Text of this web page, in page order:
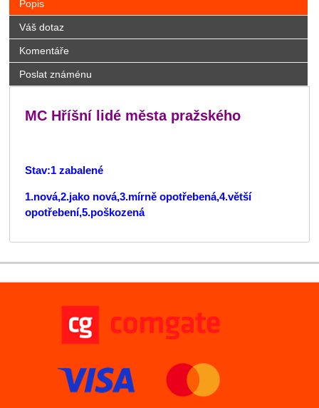
Popis
Váš dotaz
Komentáře
Poslat známénu
MC Hříšní lidé města pražského
Stav:1 zabalené
1.nová,2.jako nová,3.mírně opotřebená,4.větší
opotřebení,5.poškozená